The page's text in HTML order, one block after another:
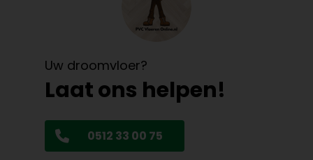
Uw droomvloer?
Laat ons helpen!
0512 33 00 75